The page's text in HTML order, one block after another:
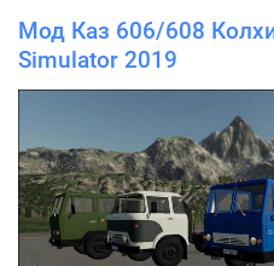
Мод Каз 606/608
Simulator 2019